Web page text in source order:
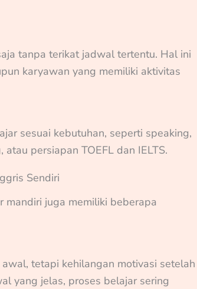
tanpa terikat jadwal tertentu. Hal ini
karyawan yang memiliki aktivitas
sesuai kebutuhan, seperti speaking,
persiapan TOEFL dan IELTS.
Sendiri
juga memiliki beberapa
tetapi kehilangan motivasi setelah
yang jelas, proses belajar sering